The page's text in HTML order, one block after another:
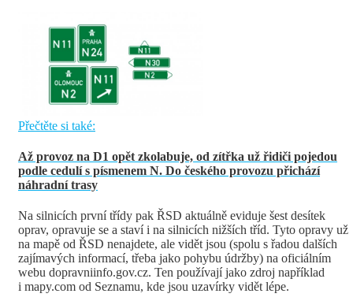
Přečtěte si také:
Až provoz na D1 opět zkolabuje, od zítřka už řidiči pojedou
podle cedulí s písmenem N. Do českého provozu přichází
náhradní trasy
Na silnicích první třídy pak ŘSD aktuálně eviduje šest desítek
oprav, opravuje se a staví i na silnicích nižších tříd. Tyto opravy už
na mapě od ŘSD nenajdete, ale vidět jsou (spolu s řadou dalších
zajímavých informací, třeba jako pohybu údržby) na oficiálním
webu dopravniinfo.gov.cz. Ten používají jako zdroj například
i mapy.com od Seznamu, kde jsou uzavírky vidět lépe.